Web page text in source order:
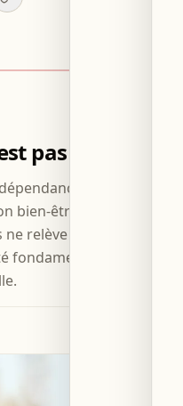
pas égoïste
affective,
bien-être, poser des
relève pas de
fondamentale pour la